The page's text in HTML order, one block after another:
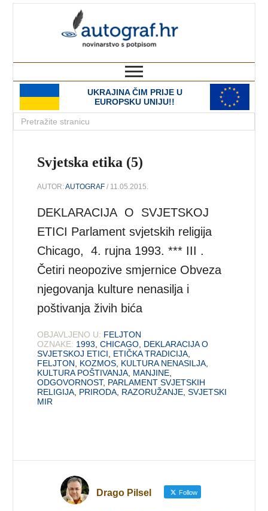
UKRAJINA ČIM PRIJE U
EUROPSKU UNIJU!!
Svjetska etika (5)
AUTOR:AUTOGRAF / 11.05.2015.
DEKLARACIJA O SVJETSKOJ
ETICI Parlament svjetskih religija
Chicago, 4. rujna 1993. *** III .
Četiri neopozive smjernice Obveza
njegovanja kulture nenasilja i
poštivanja živih bića
OBJAVLJENO U: FELJTON
OZNAKE: 1993 ,CHICAGO DEKLARACIJA O
SVJETSKOJ ETICI
ETIČKA TRADICIJA
FELJTON
KOZMOS KULTURA NENASILJA
KULTURA POŠTIVANJA MANJINE
ODGOVORNOST, PARLAMENT SVJETSKIH
RELIGIJA PRIRODA RAZORUŽANJE ,SVJETSKI
MIR
Drago Pilsel Follow